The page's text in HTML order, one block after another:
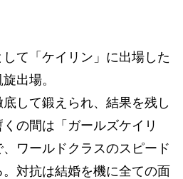
て「ケイリン」に出場した
出場。
して鍛えられ、結果を残し
の間は「ガールズケイリ
ワールドクラスのスピード
対抗は結婚を機に全ての面